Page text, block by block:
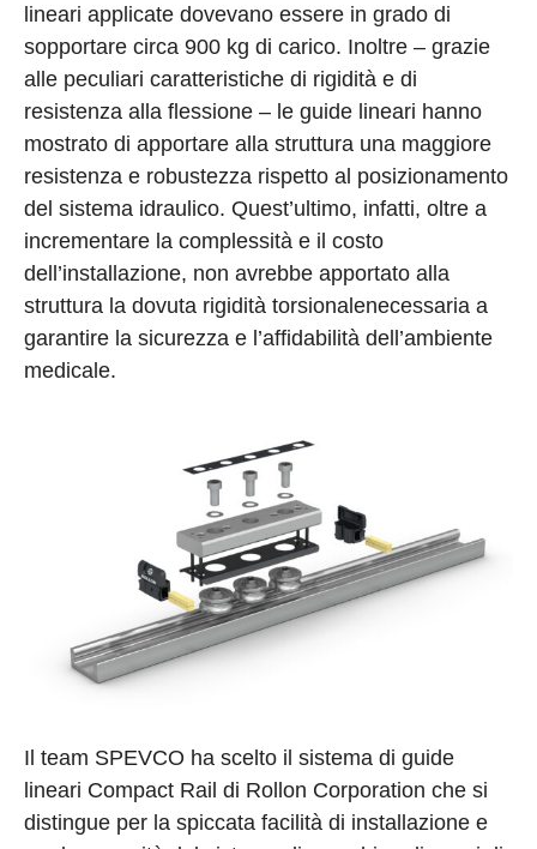
lineari applicate dovevano essere in grado di
sopportare circa 900 kg di carico. Inoltre – grazie
alle peculiari caratteristiche di rigidità e di
resistenza alla flessione – le guide lineari hanno
mostrato di apportare alla struttura una maggiore
resistenza e robustezza rispetto al posizionamento
del sistema idraulico. Quest’ultimo, infatti, oltre a
incrementare la complessità e il costo
dell’installazione, non avrebbe apportato alla
struttura la dovuta rigidità torsionalenecessaria a
garantire la sicurezza e l’affidabilità dell’ambiente
medicale.
Il team SPEVCO ha scelto il sistema di guide
lineari Compact Rail di Rollon Corporation che si
distingue per la spiccata facilità di installazione e